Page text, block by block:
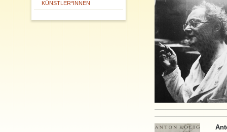
KÜNSTLER*INNEN